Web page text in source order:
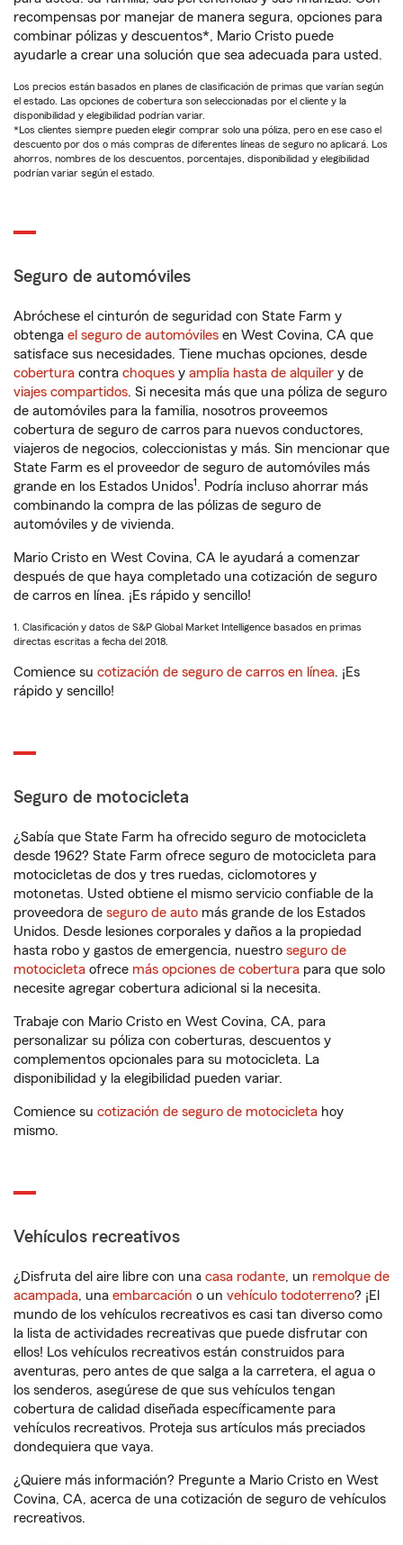
recompensas por manejar de manera segura, opciones para
combinar pólizas y descuentos*, Mario Cristo puede
ayudarle a crear una solución que sea adecuada para usted.
Los precios están basados en planes de clasificación de primas que varían según
el estado. Las opciones de cobertura son seleccionadas por el cliente y la
disponibilidad y elegibilidad podrían variar.
*Los clientes siempre pueden elegir comprar solo una póliza, pero en ese caso el
descuento por dos o más compras de diferentes líneas de seguro no aplicará. Los
ahorros, nombres de los descuentos, porcentajes, disponibilidad y elegibilidad
podrían variar según el estado.
Seguro de automóviles
Abróchese el cinturón de seguridad con State Farm y
obtenga el seguro de automóviles en West Covina, CA que
satisface sus necesidades. Tiene muchas opciones, desde
cobertura contra choques y amplia hasta de alquiler y de
viajes compartidos. Si necesita más que una póliza de seguro
de automóviles para la familia, nosotros proveemos
cobertura de seguro de carros para nuevos conductores,
viajeros de negocios, coleccionistas y más. Sin mencionar que
State Farm es el proveedor de seguro de automóviles más
grande en los Estados Unidos1. Podría incluso ahorrar más
combinando la compra de las pólizas de seguro de
automóviles y de vivienda.
Mario Cristo en West Covina, CA le ayudará a comenzar
después de que haya completado una cotización de seguro
de carros en línea. ¡Es rápido y sencillo!
1. Clasificación y datos de S&P Global Market Intelligence basados en primas
directas escritas a fecha del 2018.
Comience su cotización de seguro de carros en línea. ¡Es
rápido y sencillo!
Seguro de motocicleta
¿Sabía que State Farm ha ofrecido seguro de motocicleta
desde 1962? State Farm ofrece seguro de motocicleta para
motocicletas de dos y tres ruedas, ciclomotores y
motonetas. Usted obtiene el mismo servicio confiable de la
proveedora de seguro de auto más grande de los Estados
Unidos. Desde lesiones corporales y daños a la propiedad
hasta robo y gastos de emergencia, nuestro seguro de
motocicleta ofrece más opciones de cobertura para que solo
necesite agregar cobertura adicional si la necesita.
Trabaje con Mario Cristo en West Covina, CA, para
personalizar su póliza con coberturas, descuentos y
complementos opcionales para su motocicleta. La
disponibilidad y la elegibilidad pueden variar.
Comience su cotización de seguro de motocicleta hoy
mismo.
Vehículos recreativos
¿Disfruta del aire libre con una casa rodante, un remolque de
acampada, una embarcación o un vehículo todoterreno? ¡El
mundo de los vehículos recreativos es casi tan diverso como
la lista de actividades recreativas que puede disfrutar con
ellos! Los vehículos recreativos están construidos para
aventuras, pero antes de que salga a la carretera, el agua o
los senderos, asegúrese de que sus vehículos tengan
cobertura de calidad diseñada específicamente para
vehículos recreativos. Proteja sus artículos más preciados
dondequiera que vaya.
¿Quiere más información? Pregunte a Mario Cristo en West
Covina, CA, acerca de una cotización de seguro de vehículos
recreativos.